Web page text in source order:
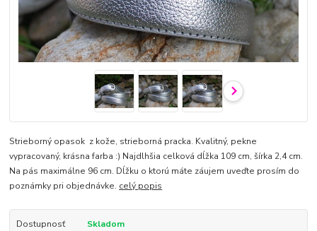
Strieborný opasok z kože, strieborná pracka. Kvalitný, pekne
vypracovaný, krásna farba :) Najdlhšia celková dĺžka 109 cm, šírka 2,4 cm.
Na pás maximálne 96 cm. Dĺžku o ktorú máte záujem uveďte prosím do
poznámky pri objednávke. celý popis
Dostupnosť Skladom